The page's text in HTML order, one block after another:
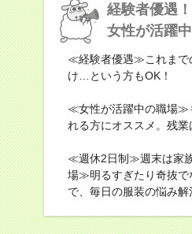
経験者優遇！
女性が活躍
≪経験者優遇≫これまで
け…という方もOK！
≪女性が活躍中の職場≫
れる方にオススメ。残業
≪週休2日制≫週末は家
場≫明るすぎたり奇抜
で、毎日の服装の悩み解